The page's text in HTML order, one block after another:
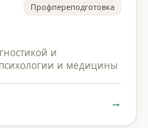
Профпереподготовка
и
и медицины
→